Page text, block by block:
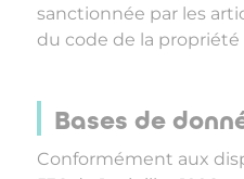
sanctionnée par les
du code de la
Bases de
Conformément aux